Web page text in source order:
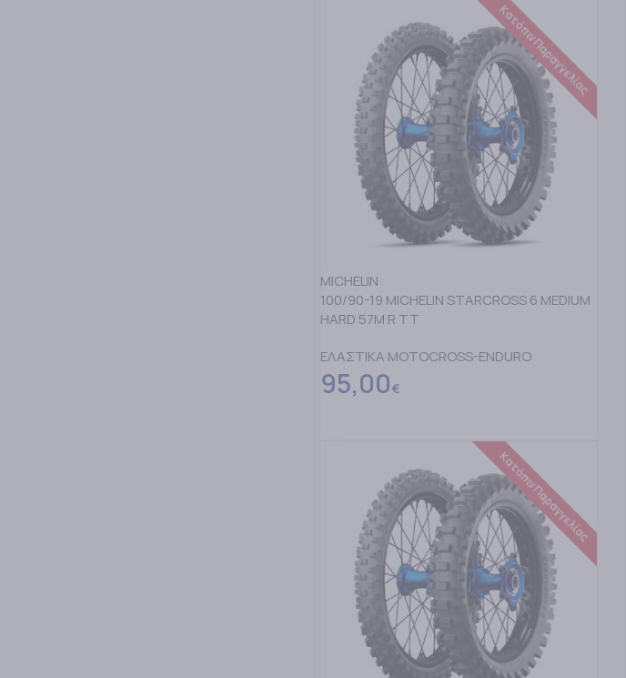
Κατόπιν Παραγγελίας
MICHELIN
100/90-19 MICHELIN STARCROSS 6 MEDIUM
HARD 57M R TT
ΕΛΑΣΤΙΚΑ MOTOCROSS-ENDURO
95,00€
Κατόπιν Παραγγελίας